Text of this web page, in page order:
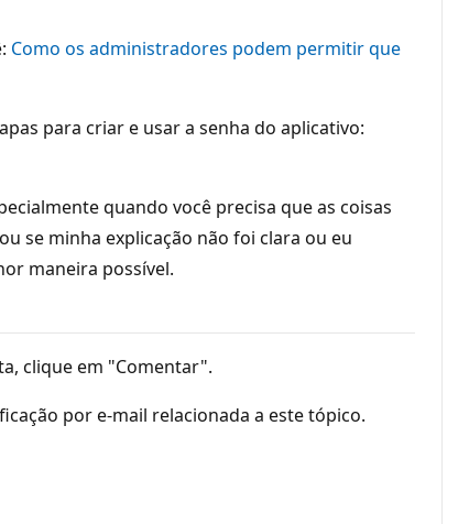
Como os administradores podem permitir que
para criar e usar a senha do aplicativo:
quando você precisa que as coisas
se minha explicação não foi clara ou eu
maneira possível.
clique em "Comentar".
por e-mail relacionada a este tópico.